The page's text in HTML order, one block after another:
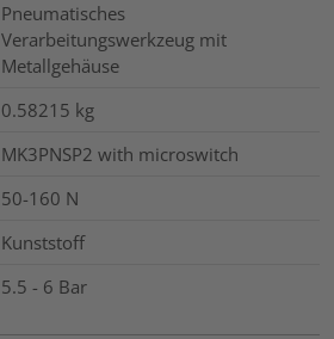
Pneumatisches
Verarbeitungswerkzeug mit
Metallgehäuse
0.58215 kg
MK3PNSP2 with microswitch
50-160 N
Kunststoff
5.5 - 6 Bar